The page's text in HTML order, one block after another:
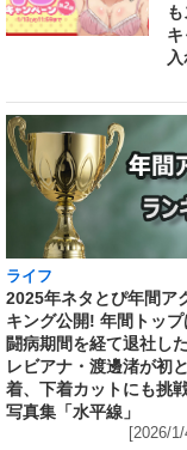
ライフ
2025年ネタとぴ年間ア
キング公開! 年間トッ
闘病期間を経て退社し
レビアナ・渡邊渚が初
着、下着カットにも挑
写真集「水平線」
[2026/